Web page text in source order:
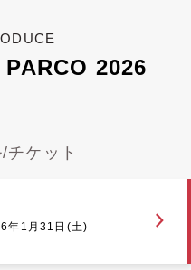
2026
チケット
年1月31日(土)